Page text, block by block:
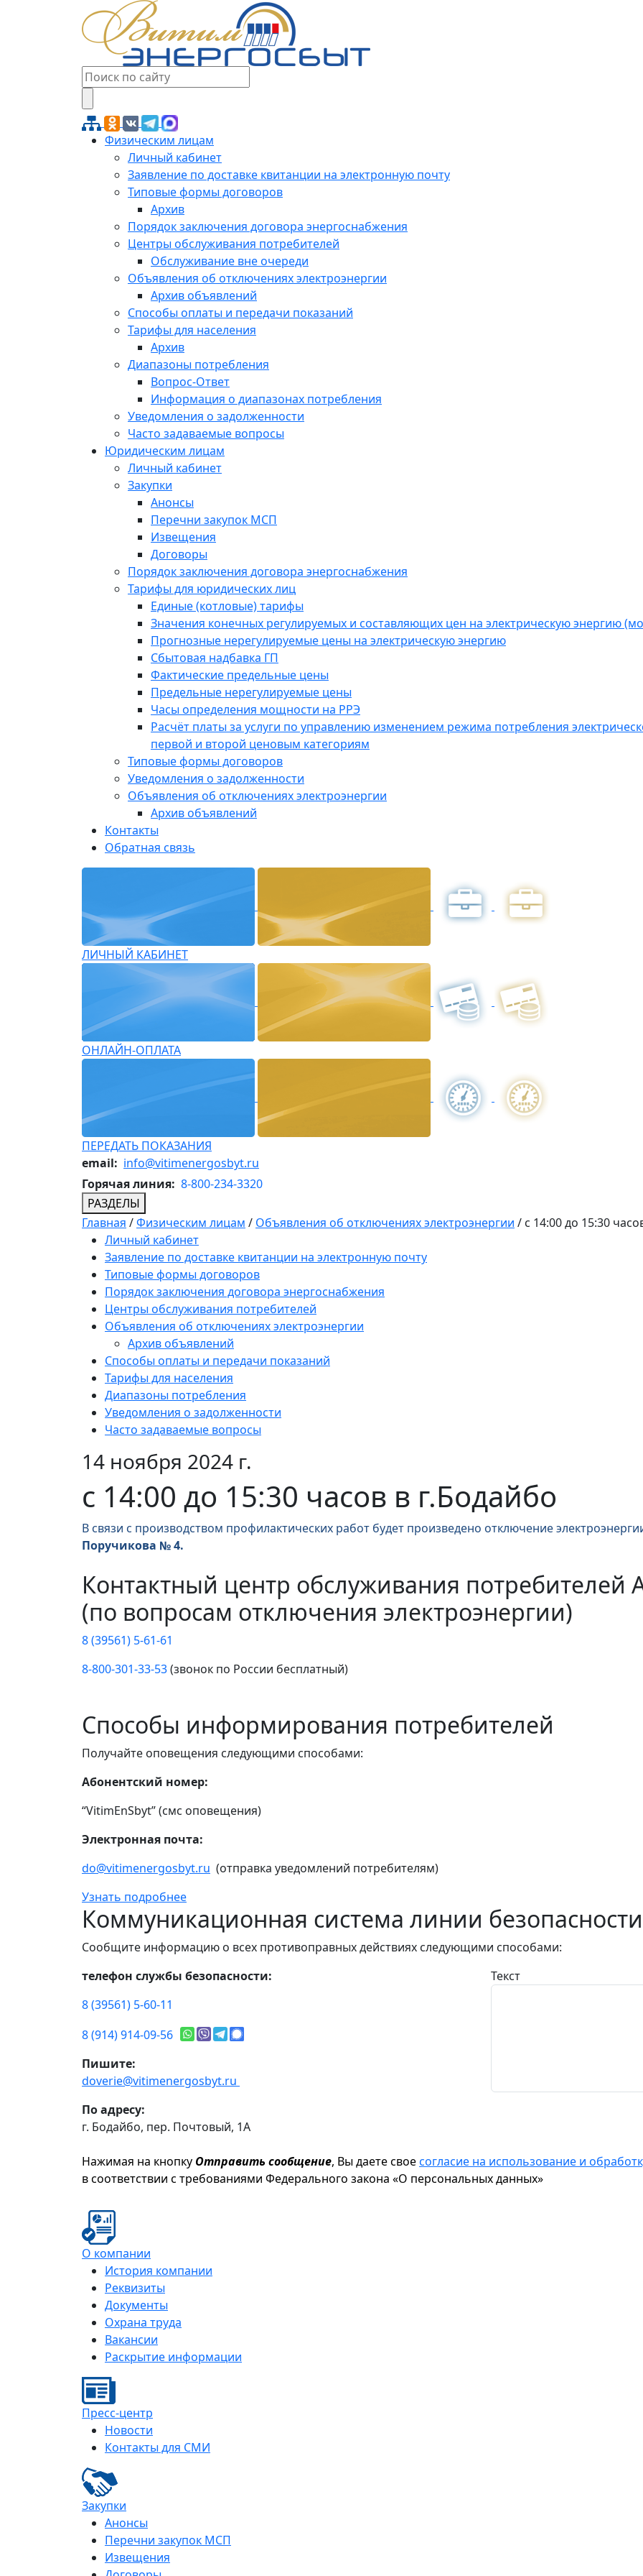
Физическим лицам
Личный кабинет
Заявление по доставке квитанции на электронную почту
Типовые формы договоров
Архив
Порядок заключения договора энергоснабжения
Центры обслуживания потребителей
Обслуживание вне очереди
Объявления об отключениях электроэнергии
Архив объявлений
Способы оплаты и передачи показаний
Тарифы для населения
Архив
Диапазоны потребления
Вопрос-Ответ
Информация о диапазонах потребления
Уведомления о задолженности
Часто задаваемые вопросы
Юридическим лицам
Личный кабинет
Закупки
Анонсы
Перечни закупок МСП
Извещения
Договоры
Порядок заключения договора энергоснабжения
Тарифы для юридических лиц
Единые (котловые) тарифы
Значения конечных регулируемых и составляющих цен на электрическую энергию
Прогнозные нерегулируемые цены на электрическую энергию
Сбытовая надбавка ГП
Фактические предельные цены
Предельные нерегулируемые цены
Часы определения мощности на РРЭ
Расчёт платы за услуги по управлению изменением режима потребления
первой и второй ценовым категориям
Типовые формы договоров
Уведомления о задолженности
Объявления об отключениях электроэнергии
Архив объявлений
Контакты
Обратная связь
ЛИЧНЫЙ КАБИНЕТ
ОНЛАЙН-ОПЛАТА
ПЕРЕДАТЬ ПОКАЗАНИЯ
email: info@vitimenergosbyt.ru
Горячая линия: 8-800-234-3320
РАЗДЕЛЫ
Главная /Физическим лицам / Объявления об отключениях электроэнергии / с 14:00 до 15:30
Личный кабинет
Заявление по доставке квитанции на электронную почту
Типовые формы договоров
Порядок заключения договора энергоснабжения
Центры обслуживания потребителей
Объявления об отключениях электроэнергии
Архив объявлений
Способы оплаты и передачи показаний
Тарифы для населения
Диапазоны потребления
Уведомления о задолженности
Часто задаваемые вопросы
14 ноября 2024 г.
с 14:00 до 15:30 часов в г.Бодайбо
В связи с производством профилактических работ будет произведено отключение
Поручикова № 4.
Контактный центр обслуживания потребителей
(по вопросам отключения электроэнергии)
8 (39561) 5-61-61
8-800-301-33-53(звонок по России бесплатный)
Способы информирования потребителей
Получайте оповещения следующими способами:
Абонентский номер:
“VitimEnSbyt” (смс оповещения)
Электронная почта:
do@vitimenergosbyt.ru (отправка уведомлений потребителям)
Узнать подробнее
Коммуникационная система линии безопасности
Сообщите информацию о всех противоправных действиях следующими способами:
телефон службы безопасности:
8 (39561) 5-60-11
8 (914) 914-09-56
Пишите:
doverie@vitimenergosbyt.ru
По адресу:
г. Бодайбо, пер. Почтовый, 1А
Текст
Нажимая на кнопку Отправить сообщение, Вы даете своесогласие на использование и
в соответствии с требованиями Федерального закона «О персональных данных»
О компании
История компании
Реквизиты
Документы
Охрана труда
Вакансии
Раскрытие информации
Пресс-центр
Новости
Контакты для СМИ
Закупки
Анонсы
Перечни закупок МСП
Извещения